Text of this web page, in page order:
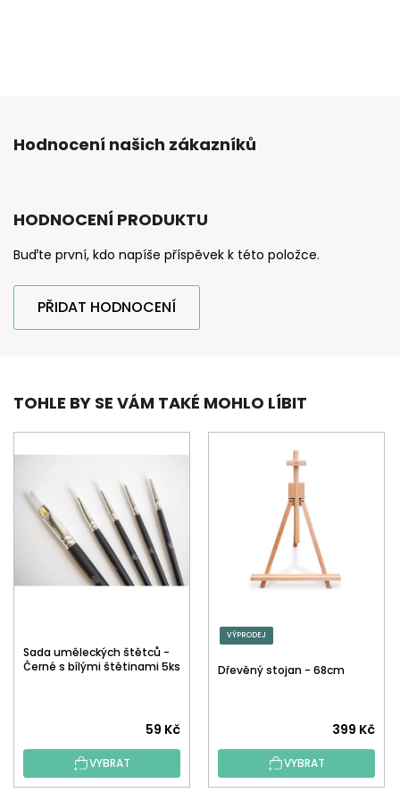
Hodnocení našich zákazníků
HODNOCENÍ PRODUKTU
Buďte první, kdo napíše příspěvek k této položce.
PŘIDAT HODNOCENÍ
TOHLE BY SE VÁM TAKÉ MOHLO LÍBIT
Sada uměleckých štětců -
Černé s bílými štětinami 5ks
59 Kč
VYBRAT
VÝPRODEJ
Dřevěný stojan - 68cm
399 Kč
VYBRAT